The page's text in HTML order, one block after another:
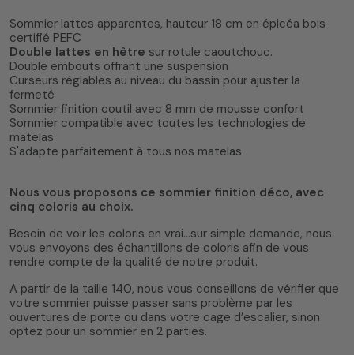
4.7/5 (15 avis)
Sommier lattes apparentes, hauteur 18 cm en épicéa bois
certifié PEFC
Double lattes en hêtre sur rotule caoutchouc.
Double embouts offrant une suspension
Curseurs réglables au niveau du bassin pour ajuster la
fermeté
Sommier finition coutil avec 8 mm de mousse confort
Sommier compatible avec toutes les technologies de
matelas
S'adapte parfaitement à tous nos matelas
Nous vous proposons ce sommier finition déco, avec
cinq coloris au choix.
Besoin de voir les coloris en vrai...sur simple demande, nous
vous envoyons des échantillons de coloris afin de vous
rendre compte de la qualité de notre produit.
A partir de la taille 140, nous vous conseillons de vérifier que
votre sommier puisse passer sans problème par les
ouvertures de porte ou dans votre cage d’escalier, sinon
optez pour un sommier en 2 parties.